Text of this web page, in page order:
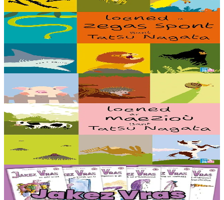
Loened a zegas spont
Debriñ kig a reont, toullañ a reont pejoù, yudal a reont pe gwelet en
noz hag an holl a laka bihan ha bras da grenañ : setu loened a zegas
spont gant ar...
Er stok16,00 €
TES
Loened ar maezioù
Speuñial a reont, debriñ geot, goañvaat, dindan an douar e vezont o
chom pe dozviñ vioù a reont : setu loened diwar ar maez gant ar
c’helenner Tastu Nagata !...
16,00 €
6 vloaz hag ouzhpenn
TES
Jakez Vras - Dastumad hollek (12 levr)